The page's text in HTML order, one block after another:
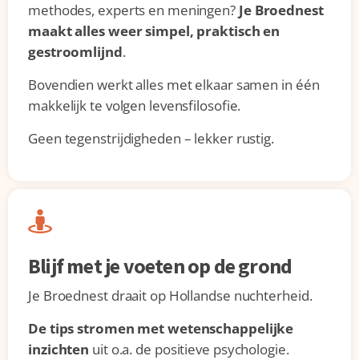
methodes, experts en meningen? Je Broednest
maakt alles weer simpel, praktisch en
gestroomlijnd.
Bovendien werkt alles met elkaar samen in één
makkelijk te volgen levensfilosofie.
Geen tegenstrijdigheden – lekker rustig.
Blijf met je voeten op de grond
Je Broednest draait op Hollandse nuchterheid.
De tips stromen met wetenschappelijke
inzichten uit o.a. de positieve psychologie.